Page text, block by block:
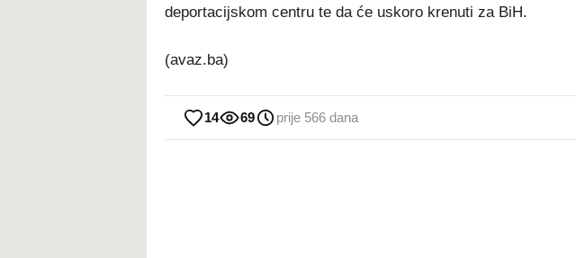
deportacijskom centru te da će uskoro krenuti za BiH.
(avaz.ba)
14 69 prije 566 dana